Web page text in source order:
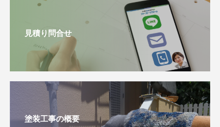
見積り問合せ
塗装工事の概要